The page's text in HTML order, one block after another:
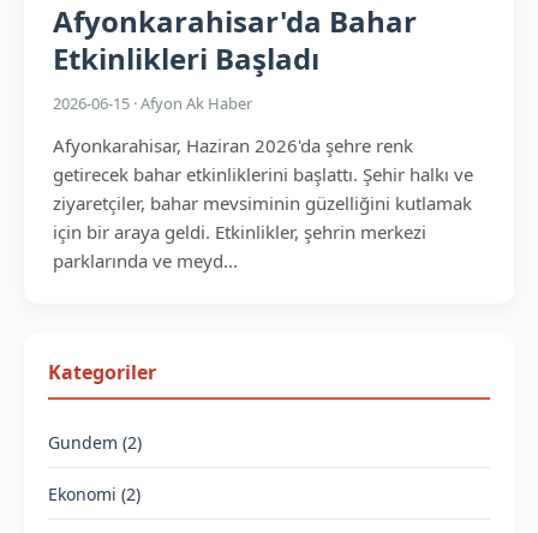
Afyonkarahisar'da Bahar
Etkinlikleri Başladı
2026-06-15 · Afyon Ak Haber
Afyonkarahisar, Haziran 2026'da şehre renk
getirecek bahar etkinliklerini başlattı. Şehir halkı ve
ziyaretçiler, bahar mevsiminin güzelliğini kutlamak
için bir araya geldi. Etkinlikler, şehrin merkezi
parklarında ve meyd...
Kategoriler
Gundem (2)
Ekonomi (2)